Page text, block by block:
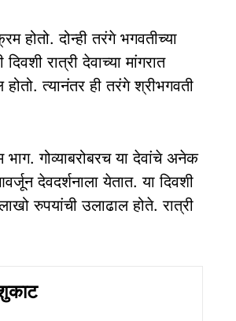
होतो. दोन्ही तरंगे भगवतीच्या
रात्री देवाच्या मांगरात
होतो. त्यानंतर ही तरंगे श्रीभगवती
भाग. गोव्याबरोबरच या देवांचे अनेक
देवदर्शनाला येतात. या दिवशी
रुपयांची उलाढाल होते. रात्री